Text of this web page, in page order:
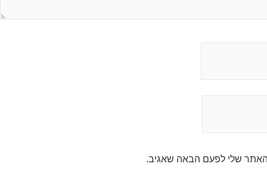
שלי לפעם הבאה שאגיב.